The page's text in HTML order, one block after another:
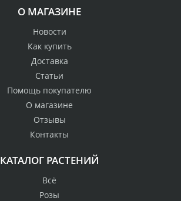
О МАГАЗИНЕ
Новости
Как купить
Доставка
Статьи
Помощь покупателю
О магазине
Отзывы
Контакты
КАТАЛОГ РАСТЕНИЙ
Всё
Розы